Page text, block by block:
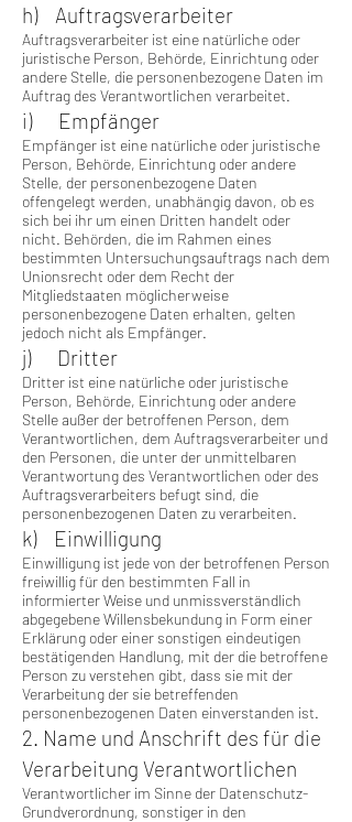
h) Auftragsverarbeiter
Auftragsverarbeiter ist eine natürliche oder
juristische Person, Behörde, Einrichtung oder
andere Stelle, die personenbezogene Daten im
Auftrag des Verantwortlichen verarbeitet.
i) Empfänger
Empfänger ist eine natürliche oder juristische
Person, Behörde, Einrichtung oder andere
Stelle, der personenbezogene Daten
offengelegt werden, unabhängig davon, ob es
sich bei ihr um einen Dritten handelt oder
nicht. Behörden, die im Rahmen eines
bestimmten Untersuchungsauftrags nach dem
Unionsrecht oder dem Recht der
Mitgliedstaaten möglicherweise
personenbezogene Daten erhalten, gelten
jedoch nicht als Empfänger.
j) Dritter
Dritter ist eine natürliche oder juristische
Person, Behörde, Einrichtung oder andere
Stelle außer der betroffenen Person, dem
Verantwortlichen, dem Auftragsverarbeiter und
den Personen, die unter der unmittelbaren
Verantwortung des Verantwortlichen oder des
Auftragsverarbeiters befugt sind, die
personenbezogenen Daten zu verarbeiten.
k) Einwilligung
Einwilligung ist jede von der betroffenen Person
freiwillig für den bestimmten Fall in
informierter Weise und unmissverständlich
abgegebene Willensbekundung in Form einer
Erklärung oder einer sonstigen eindeutigen
bestätigenden Handlung, mit der die betroffene
Person zu verstehen gibt, dass sie mit der
Verarbeitung der sie betreffenden
personenbezogenen Daten einverstanden ist.
2. Name und Anschrift des für die
Verarbeitung Verantwortlichen
Verantwortlicher im Sinne der Datenschutz-
Grundverordnung, sonstiger in den